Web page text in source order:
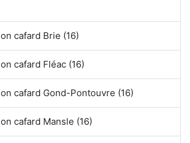
cafard Brie (16)
cafard Fléac (16)
cafard Gond-Pontouvre (16)
cafard Mansle (16)